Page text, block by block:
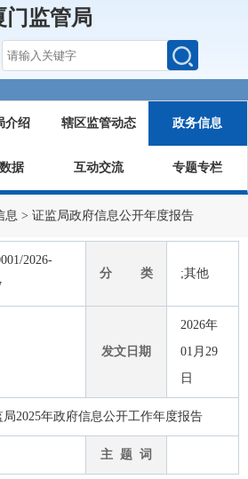
门监管局
介绍 辖区监管动态 政务信息
据 互动交流 专题专栏
息 > 证监局政府信息公开年度报告
2026-
分 类 ;其他
发文日期
2026年
01月29
日
局2025年政府信息公开工作年度报告
主 题 词